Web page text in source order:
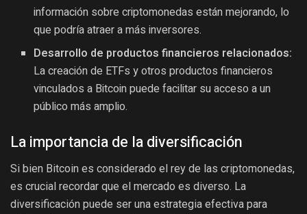
información sobre criptomonedas están mejorando, lo
que podría atraer a más inversores.
Desarrollo de productos financieros relacionados:
La creación de ETFs y otros productos financieros
vinculados a Bitcoin puede facilitar su acceso a un
público más amplio.
La importancia de la diversificación
Si bien Bitcoin es considerado el rey de las criptomonedas,
es crucial recordar que el mercado es diverso. La
diversificación puede ser una estrategia efectiva para